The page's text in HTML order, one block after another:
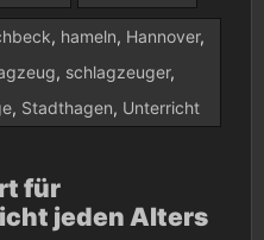
, hameln, Hannover,
, schlagzeuger,
, Stadthagen, Unterricht
für
jeden Alters